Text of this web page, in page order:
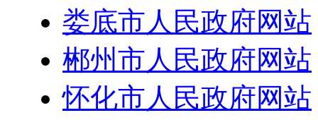
娄底市人民政府网站
郴州市人民政府网站
怀化市人民政府网站